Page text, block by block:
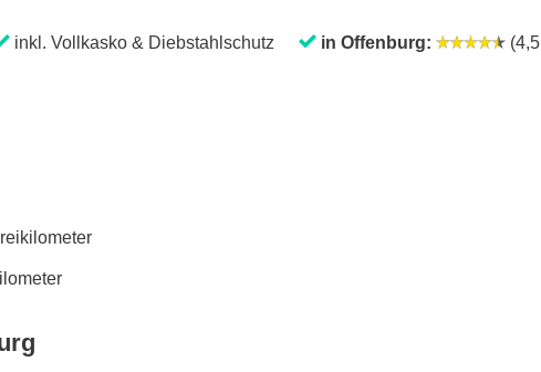
inkl. Vollkasko & Diebstahlschutz in Offenburg: